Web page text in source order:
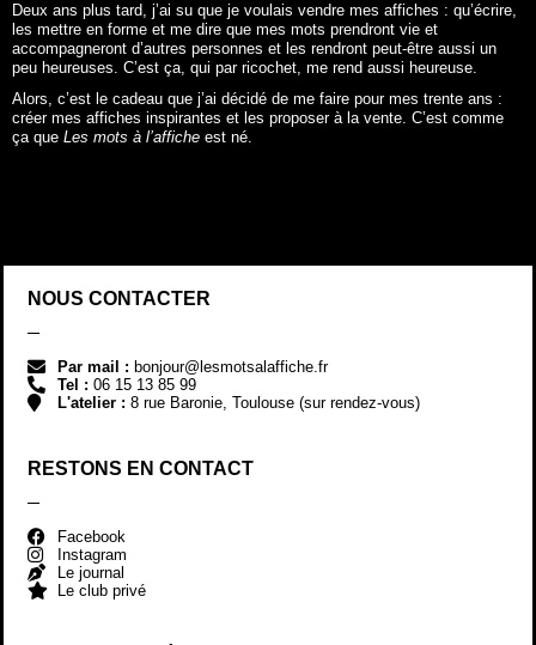
Deux ans plus tard, j’ai su que je voulais vendre mes affiches : qu’écrire,
les mettre en forme et me dire que mes mots prendront vie et
accompagneront d’autres personnes et les rendront peut-être aussi un
peu heureuses. C’est ça, qui par ricochet, me rend aussi heureuse.
Alors, c’est le cadeau que j’ai décidé de me faire pour mes trente ans :
créer mes affiches inspirantes et les proposer à la vente. C’est comme
ça que Les mots à l’affiche est né.
NOUS CONTACTER
Par mail : bonjour@lesmotsalaffiche.fr
Tel : 06 15 13 85 99
L'atelier : 8 rue Baronie, Toulouse (sur rendez-vous)
RESTONS EN CONTACT
Facebook
Instagram
Le journal
Le club privé